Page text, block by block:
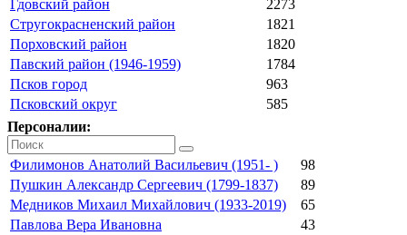
Гдовский район
2273
Стругокрасненский район
1821
Порховский район
1820
Павский район (1946-1959)
1784
Псков город
963
Псковский округ
585
Персоналии:
Филимонов Анатолий Васильевич (1951- )
98
Пушкин Александр Сергеевич (1799-1837)
89
Медников Михаил Михайлович (1933-2019)
65
Павлова Вера Ивановна
43